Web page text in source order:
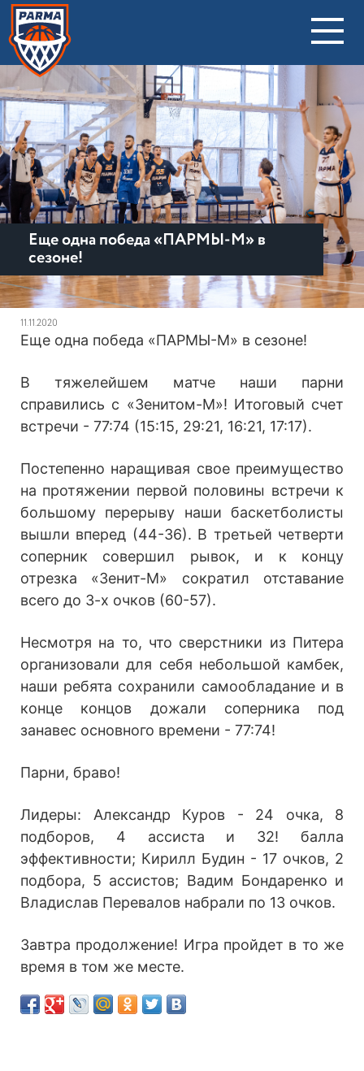
Еще одна победа «ПАРМЫ-М» в
сезоне!
11.11.2020
Еще одна победа «ПАРМЫ-М» в сезоне!
В тяжелейшем матче наши парни
справились с «Зенитом-М»! Итоговый счет
встречи - 77:74 (15:15, 29:21, 16:21, 17:17).
Постепенно наращивая свое преимущество
на протяжении первой половины встречи к
большому перерыву наши баскетболисты
вышли вперед (44-36). В третьей четверти
соперник совершил рывок, и к концу
отрезка «Зенит-М» сократил отставание
всего до 3-х очков (60-57).
Несмотря на то, что сверстники из Питера
организовали для себя небольшой камбек,
наши ребята сохранили самообладание и в
конце концов дожали соперника под
занавес основного времени - 77:74!
Парни, браво!
Лидеры: Александр Куров - 24 очка, 8
подборов, 4 ассиста и 32! балла
эффективности; Кирилл Будин - 17 очков, 2
подбора, 5 ассистов; Вадим Бондаренко и
Владислав Перевалов набрали по 13 очков.
Завтра продолжение! Игра пройдет в то же
время в том же месте.